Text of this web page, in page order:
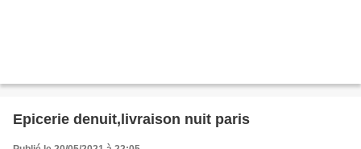
Epicerie denuit,livraison nuit paris